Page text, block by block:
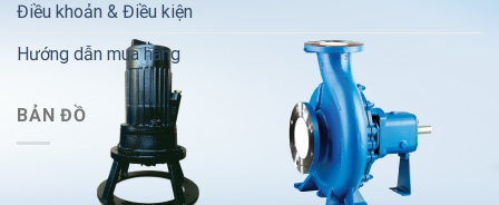
Điều khoản & Điều kiện
Hướng dẫn mua hàng
BẢN ĐỒ